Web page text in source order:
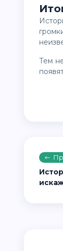
История с «пакистанским Сфинксом» — хороший пример того, как визуальное сходство может породить
Тем не менее, объект уже привлёк внимание исследователей и любителей загадок. И если в будущем